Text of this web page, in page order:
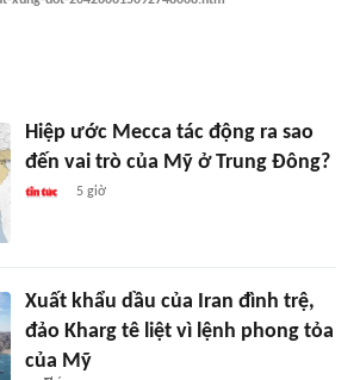
Hiệp ước Mecca tác động ra sao
đến vai trò của Mỹ ở Trung Đông?
5 giờ
Xuất khẩu dầu của Iran đình trệ,
đảo Kharg tê liệt vì lệnh phong tỏa
của Mỹ